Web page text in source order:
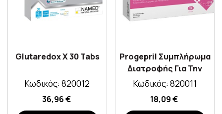
Glutaredox X 30 Tabs
Κωδικός: 820012
36,96 €
Progepril Συμπλήρωμα
Διατροφής Για Την
Ορμονική Ισορροπία
Tabs
Κωδικός: 820011
18,09 €